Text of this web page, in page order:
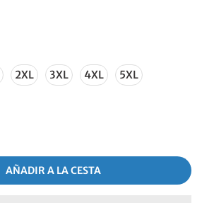
2XL 3XL 4XL 5XL
AÑADIR A LA CESTA